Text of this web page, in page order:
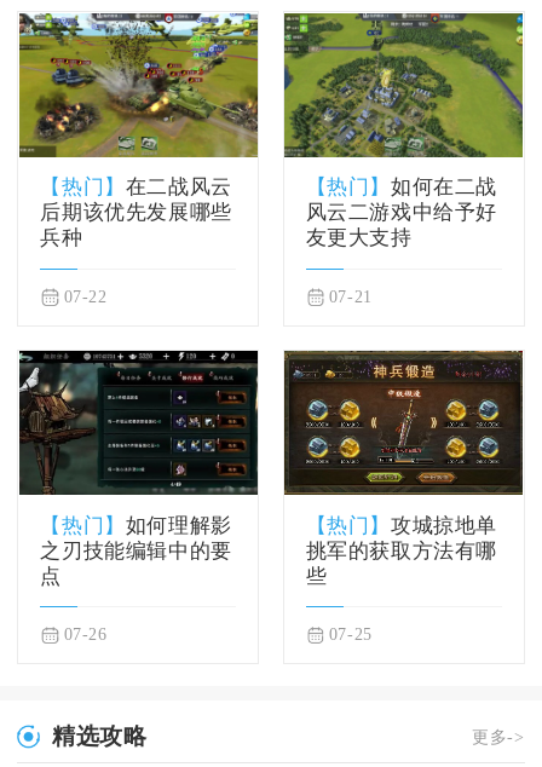
【热门】 在二战风云
后期该优先发展哪些
兵种
07-22
【热门】如何在二战
风云二游戏中给予好
友更大支持
07-21
【热门】 如何理解影
之刃技能编辑中的要
点
07-26
【热门】攻城掠地单
挑军的获取方法有哪
些
07-25
精选攻略 更多->